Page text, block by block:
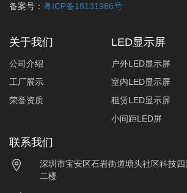
备案号： 粤ICP备18131986号
关于我们
公司介绍
工厂展示
荣誉资质
LED显示屏
户外LED显示屏
室内LED显示屏
租赁LED显示屏
小间距LED屏
联系我们
深圳市宝安区石岩街道塘头社区科技
二楼